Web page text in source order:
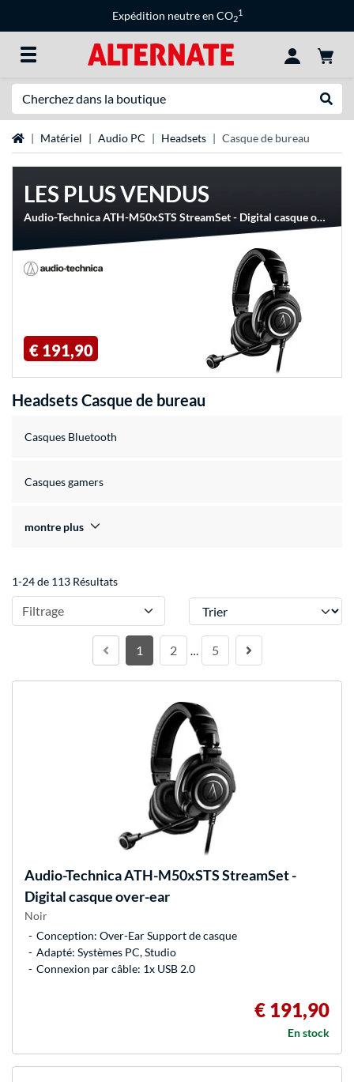
Expédition neutre en CO2
1
Page d'accueil
Matériel Audio PC Headsets Casque de bureau
LES PLUS VENDUS
Audio-Technica ATH-M50xSTS StreamSet - Digital casque over-ear
€ 191,90
Headsets Casque de bureau
Casques Bluetooth
Casques gamers
montre plus
1-24 de 113 Résultats
Filtrage Trier
1 2 … 5
Audio-TechnicaATH-M50xSTS StreamSet -
Digital casque over-ear
Noir
Conception: Over-Ear Support de casque
Adapté: Systèmes PC, Studio
Connexion par câble: 1x USB 2.0
€ 191,90
En stock